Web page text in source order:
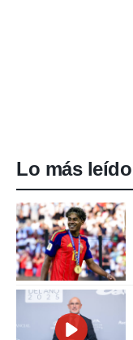
Lo más leído